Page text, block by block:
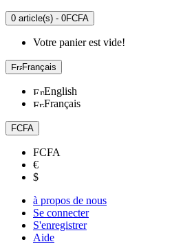
0 article(s) - 0FCFA
Votre panier est vide!
Français
English
Français
FCFA
FCFA
€
$
à propos de nous
Se connecter
S'enregistrer
Aide